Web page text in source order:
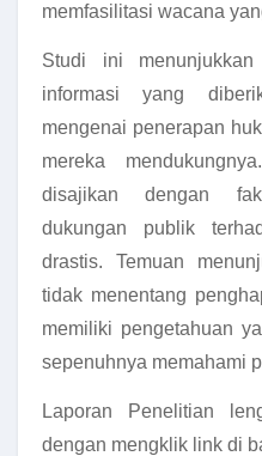
memfasilitasi wacana
Studi ini
informasi yang
mengenai penerapan
mereka
disajikan dengan
dukungan publik
drastis. Temuan
tidak menentang
memiliki pengetahuan
sepenuhnya memahami
Laporan Penelitian
dengan mengklik link di